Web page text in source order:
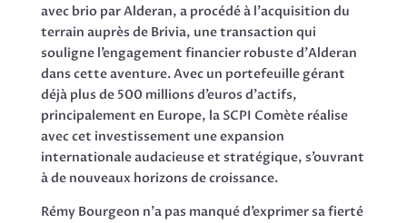
avec brio par Alderan, a procédé à l’acquisition du
terrain auprès de Brivia, une transaction qui
souligne l’engagement financier robuste d’Alderan
dans cette aventure. Avec un portefeuille gérant
déjà plus de 500 millions d’euros d’actifs,
principalement en Europe, la SCPI Comète réalise
avec cet investissement une expansion
internationale audacieuse et stratégique, s’ouvrant
à de nouveaux horizons de croissance.
Rémy Bourgeon n’a pas manqué d’exprimer sa fierté